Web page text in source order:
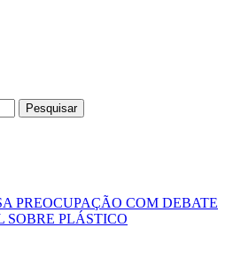
PREOCUPAÇÃO COM DEBATE
PLÁSTICO